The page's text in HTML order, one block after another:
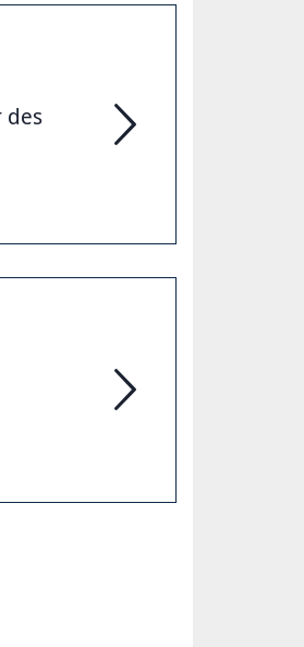
des